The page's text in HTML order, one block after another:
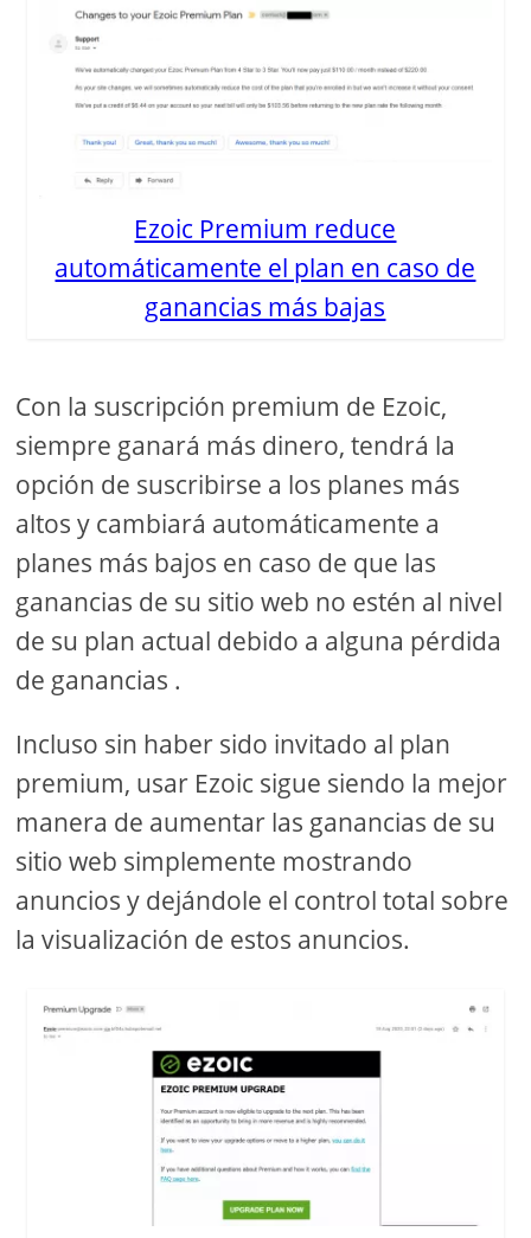
Ezoic Premium reduce
automáticamente el plan en caso de
ganancias más bajas
Con la suscripción premium de Ezoic,
siempre ganará más dinero, tendrá la
opción de suscribirse a los planes más
altos y cambiará automáticamente a
planes más bajos en caso de que las
ganancias de su sitio web no estén al nivel
de su plan actual debido a alguna pérdida
de ganancias .
Incluso sin haber sido invitado al plan
premium, usar Ezoic sigue siendo la mejor
manera de aumentar las ganancias de su
sitio web simplemente mostrando
anuncios y dejándole el control total sobre
la visualización de estos anuncios.